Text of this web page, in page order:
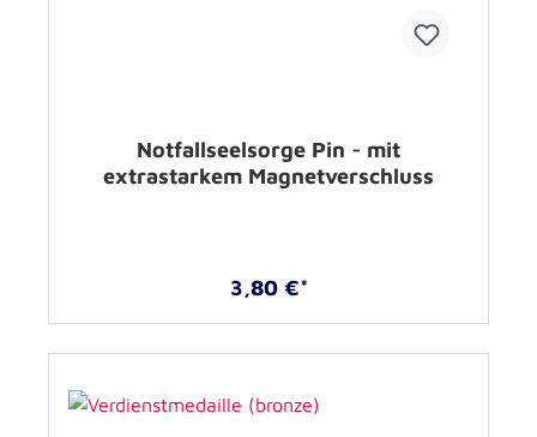
Notfallseelsorge Pin - mit
extrastarkem Magnetverschluss
3,80 €*